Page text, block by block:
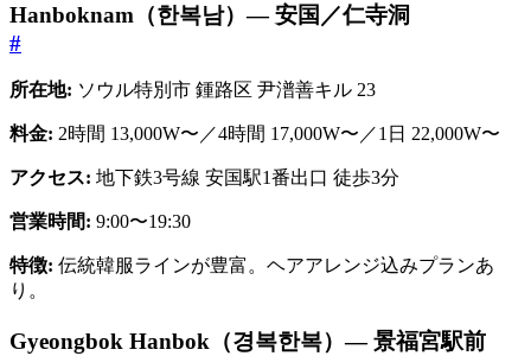
Hanboknam（한복남）— 安国／仁寺洞
#
所在地: ソウル特別市 鍾路区 尹潽善キル 23
料金: 2時間 13,000W〜／4時間 17,000W〜／1日 22,000W〜
アクセス: 地下鉄3号線 安国駅1番出口 徒歩3分
営業時間: 9:00〜19:30
特徴: 伝統韓服ラインが豊富。ヘアアレンジ込みプランあ
り。
Gyeongbok Hanbok（경복한복）— 景福宮駅前